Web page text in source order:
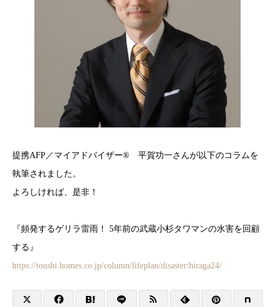
提携AFP／マイアドバイザー® 平賀功一さんが以下のコラムを
執筆されました。
よろしければ、是非！
『頻発するゲリラ雷雨！ 5年前の武蔵小杉タワマンの水害を回顧
する』
https://toushi.homes.co.jp/column/lifeplan/disaster/hiraga24/